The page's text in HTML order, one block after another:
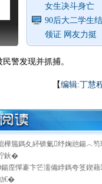
女生决斗身亡
90后大二学生
领证 网友力挺
警发现并抓捕。
【编辑:丁慧
樺箷鎷夊紑锛氭纾婅兘鍚︿笉
鈥�
庢憚褰卞笀濡備綍鎷夸笅鍥藉
€�